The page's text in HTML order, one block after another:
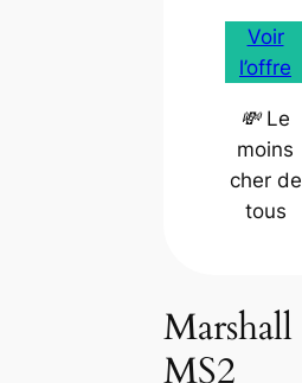
Voir
l’offre
💸 Le
moins
cher de
tous
Marshall
MS2